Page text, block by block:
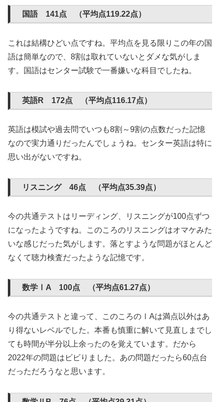
国語 141点 （平均点119.22点）
これは結構ひどい点ですね。平均点を見る限りこの年の国
語は簡単なので、8割は取れていないとダメな気がしま
す。国語はセンター試験で一番嫌いな科目でしたね。
英語R 172点 （平均点116.17点）
英語は模試や過去問でいつも8割～9割の点数だった記憶
なので実力通りだったんでしょうね。センター英語は特に
思い出がないですね。
リスニング 46点 （平均点35.39点）
今の共通テストはリーディング、リスニングが100点ずつ
になったようですね。このころのリスニングはオマケみた
いな感じだった気がします。落とすような問題がほとんど
なくて聴力検査だったような記憶です。
数学ⅠA 100点 （平均点61.27点）
今の共通テストと違って、このころのⅠAは満点以外はあ
り得ないレベルでした。本番も慎重に解いて見直しまでし
ても時間が半分以上余ったのを覚えています。だから
2022年の問題はビビりました。あの問題だったら60点台
だっただろうなと思います。